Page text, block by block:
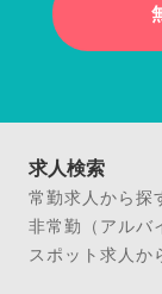
求人検索
常勤求人から探
非常勤（アルバ
スポット求人か